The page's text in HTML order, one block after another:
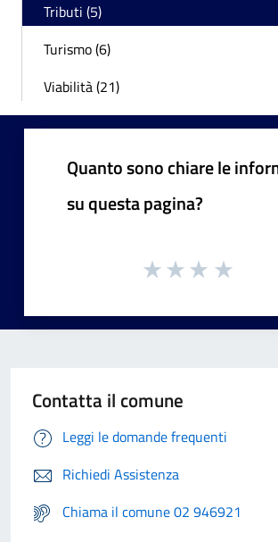
Tributi (5)
Turismo (6)
Viabilità (21)
Quanto sono chiare le
su questa pagina?
Contatta il comune
Leggi le domande frequenti
Richiedi Assistenza
Chiama il comune 02 946921